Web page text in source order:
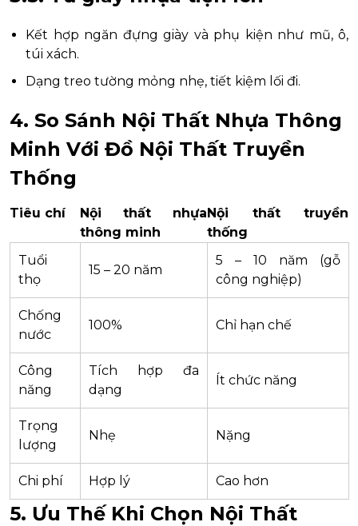
Kết hợp ngăn đựng giày và phụ kiện như mũ, ô,
túi xách.
Dạng treo tường mỏng nhẹ, tiết kiệm lối đi.
4. So Sánh Nội Thất Nhựa Thông
Minh Với Đồ Nội Thất Truyền
Thống
Tiêu chí
Nội thất nhựa
thông minh
Nội thất truyền
thống
Tuổi
thọ
15 – 20 năm
5 – 10 năm (gỗ
công nghiệp)
Chống
nước
100% Chỉ hạn chế
Công
năng
Tích hợp đa
dạng
Ít chức năng
Trọng
lượng
Nhẹ Nặng
Chi phí Hợp lý Cao hơn
5. Ưu Thế Khi Chọn Nội Thất